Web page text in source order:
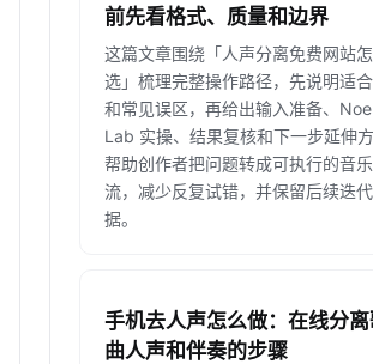
前先看格式、质量和边界
这篇文章围绕「人声分离免费网站
选」梳理完整操作路径，先说明适
和常见误区，再给出输入准备、
Lab 实操、结果复核和下一步延伸方
帮助创作者把问题转成可执行的音
流，减少反复试错，并保留后续迭
据。
手机去人声怎么做：在线分
曲人声和伴奏的步骤